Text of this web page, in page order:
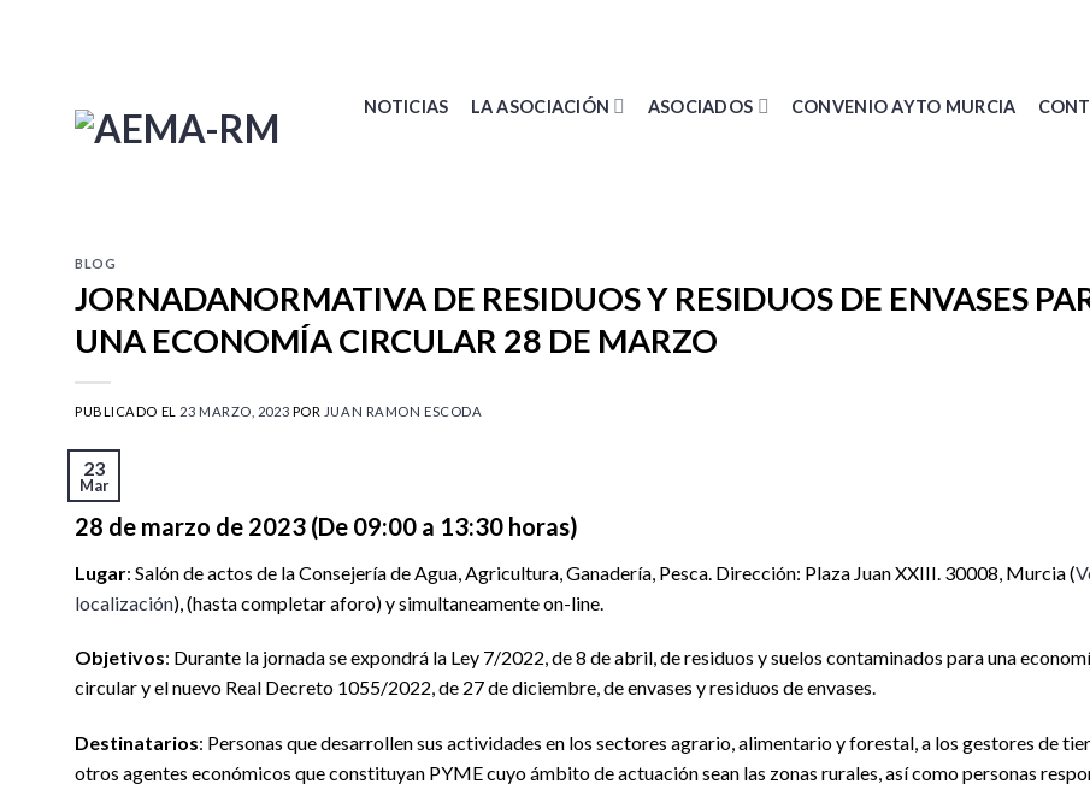
NOTICIAS LA ASOCIACIÓN ASOCIADOS CONVENIO AYTO MURCIA
BLOG
JORNADANORMATIVA DE RESIDUOS Y RESIDUOS DE ENVASES
UNA ECONOMÍA CIRCULAR 28 DE MARZO
PUBLICADO EL 23 MARZO, 2023 POR JUAN RAMON ESCODA
23
Mar
28 de marzo de 2023 (De 09:00 a 13:30 horas)
Lugar: Salón de actos de la Consejería de Agua, Agricultura, Ganadería, Pesca. Dirección: Plaza Juan XXIII. 30008, Murcia (
localización), (hasta completar aforo) y simultaneamente on-line.
Objetivos: Durante la jornada se expondrá la Ley 7/2022, de 8 de abril, de residuos y suelos contaminados para una
circular y el nuevo Real Decreto 1055/2022, de 27 de diciembre, de envases y residuos de envases.
Destinatarios: Personas que desarrollen sus actividades en los sectores agrario, alimentario y forestal, a los gestores de
otros agentes económicos que constituyan PYME cuyo ámbito de actuación sean las zonas rurales, así como personas